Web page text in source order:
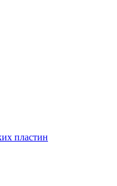
пластин